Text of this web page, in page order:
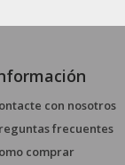
con nosotros
frecuentes
comprar